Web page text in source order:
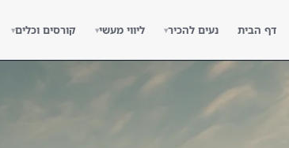
דף הבית נעים להכיר▾ ליווי מעשי▾ קורסים וכלים▾